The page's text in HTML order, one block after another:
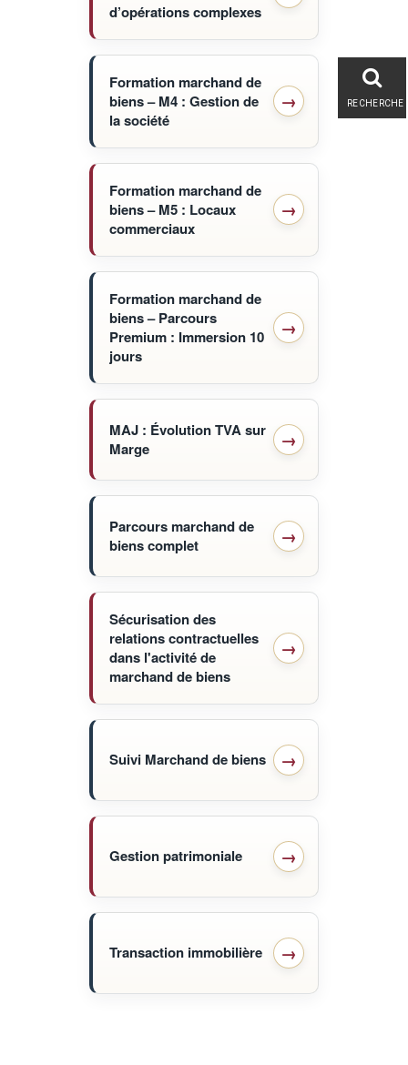
d’opérations complexes
Formation marchand de
biens – M4 : Gestion de
la société
Formation marchand de
biens – M5 : Locaux
commerciaux
Formation marchand de
biens – Parcours
Premium : Immersion 10
jours
MAJ : Évolution TVA sur
Marge
Parcours marchand de
biens complet
Sécurisation des
relations contractuelles
dans l'activité de
marchand de biens
Suivi Marchand de biens
Gestion patrimoniale
Transaction immobilière
RECHERCHE